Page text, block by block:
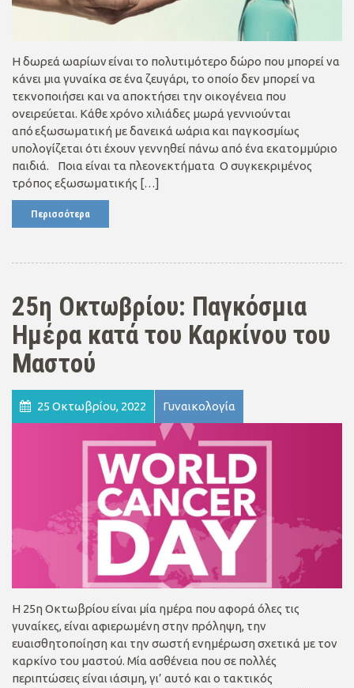
Η δωρεά ωαρίων είναι το πολυτιμότερο δώρο που μπορεί να
κάνει μια γυναίκα σε ένα ζευγάρι, το οποίο δεν μπορεί να
τεκνοποιήσει και να αποκτήσει την οικογένεια που
ονειρεύεται. Κάθε χρόνο χιλιάδες μωρά γεννιούνται
από εξωσωματική με δανεικά ωάρια και παγκοσμίως
υπολογίζεται ότι έχουν γεννηθεί πάνω από ένα εκατομμύριο
παιδιά. Ποια είναι τα πλεονεκτήματα Ο συγκεκριμένος
τρόπος εξωσωματικής […]
Περισσότερα
25η Οκτωβρίου: Παγκόσμια
Ημέρα κατά του Καρκίνου του
Μαστού
25 Οκτωβρίου, 2022 Γυναικολογία
Η 25η Οκτωβρίου είναι μία ημέρα που αφορά όλες τις
γυναίκες, είναι αφιερωμένη στην πρόληψη, την
ευαισθητοποίηση και την σωστή ενημέρωση σχετικά με τον
καρκίνο του μαστού. Μία ασθένεια που σε πολλές
περιπτώσεις είναι ιάσιμη, γι’ αυτό και ο τακτικός